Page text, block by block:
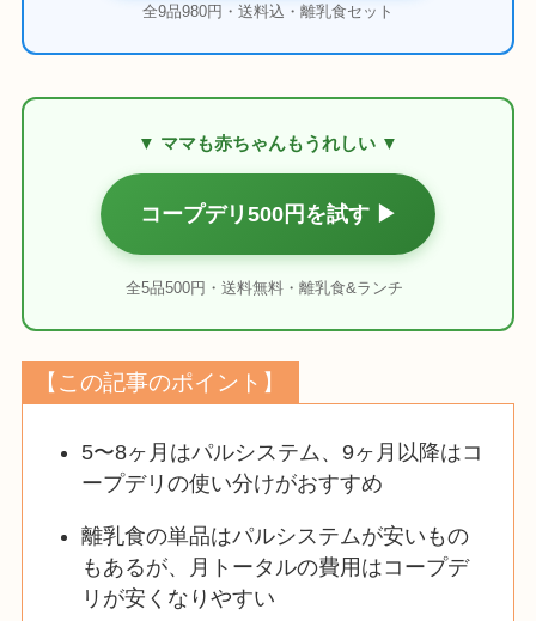
全9品980円・送料込・離乳食セット
▼ ママも赤ちゃんもうれしい ▼
コープデリ500円を試す ▶
全5品500円・送料無料・離乳食&ランチ
【この記事のポイント】
5〜8ヶ月はパルシステム、9ヶ月以降はコ
ープデリの使い分けがおすすめ
離乳食の単品はパルシステムが安いもの
もあるが、月トータルの費用はコープデ
リが安くなりやすい